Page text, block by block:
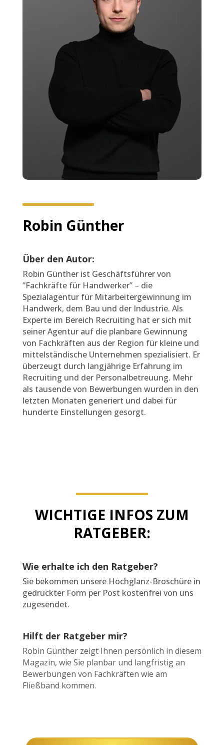
Robin Günther
Über den Autor:
Robin Günther ist Geschäftsführer von
“Fachkräfte für Handwerker” – die
Spezialagentur für Mitarbeitergewinnung im
Handwerk, dem Bau und der Industrie. Als
Experte im Bereich Recruiting hat er sich mit
seiner Agentur auf die planbare Gewinnung
von Fachkräften aus der Region für kleine und
mittelständische Unternehmen spezialisiert. Er
überzeugt durch langjährige Erfahrung im
Recruiting und der Personalbetreuung. Mehr
als tausende von Bewerbungen wurden in den
letzten Monaten generiert und dabei für
hunderte Einstellungen gesorgt.
WICHTIGE INFOS ZUM
RATGEBER:
Wie erhalte ich den Ratgeber?
Sie bekommen unsere Hochglanz-Broschüre in
gedruckter Form per Post kostenfrei von uns
zugesendet.
Hilft der Ratgeber mir?
Robin Günther zeigt Ihnen persönlich in diesem
Magazin, wie Sie planbar und langfristig an
Bewerbungen von Fachkräften wie am
Fließband kommen.